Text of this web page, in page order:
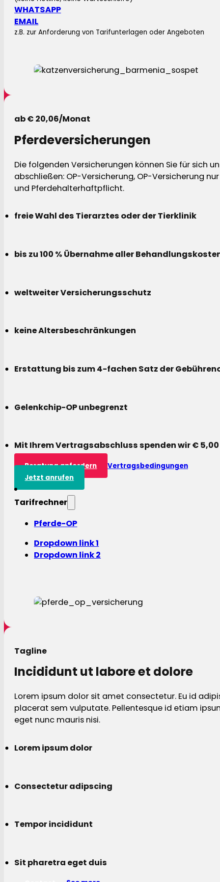
WHATSAPP
EMAIL
z.B. zur Anforderung von Tarifunterlagen oder Angeboten
ab € 20,06/Monat
Pferdeversicherungen
Die folgenden Versicherungen können Sie für sich
abschließen: OP-Versicherung, OP-Versicherung
und Pferdehalterhaftpflicht.
freie Wahl des Tierarztes oder der Tierklinik
bis zu 100 % Übernahme aller
weltweiter Versicherungsschutz
keine Altersbeschränkungen
Erstattung bis zum 4-fachen Satz der
Gelenkchip-OP unbegrenzt
Mit Ihrem Vertragsabschluss spenden wir €
Beratung anfordern
Vertragsbedingungen
Jetzt anrufen
Tarifrechner
Pferde-OP
Dropdown link 1
Dropdown link 2
Tagline
Incididunt ut labore et dolore
Lorem ipsum dolor sit amet consectetur. Eu id
placerat sem vulputate. Pellentesque id etiam
eget nunc mauris nisi.
Lorem ipsum dolor
Consectetur adipscing
Tempor incididunt
Sit pharetra eget duis